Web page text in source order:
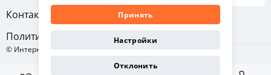
Контакты
Политика конфиденциальности
© Интернет-магазин «Отличная мебель», 2011-2026
Принять
Настройки
Отклонить